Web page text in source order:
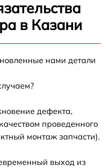
в Казани
нами детали
дефекта,
проведенного
монтаж запчасти).
выход из